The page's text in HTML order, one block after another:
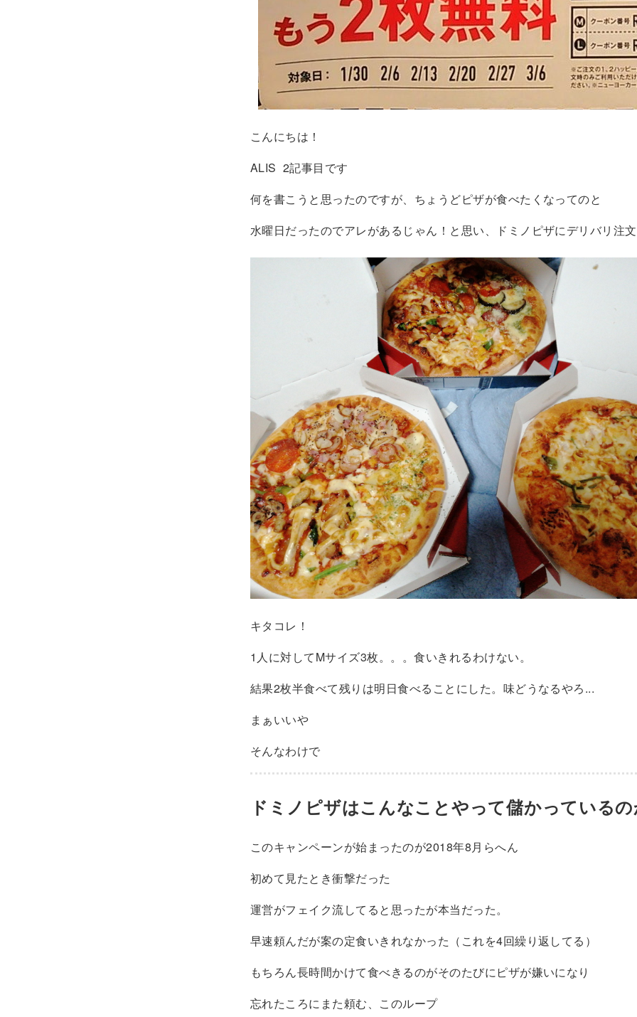
こんにちは！
ALIS 2記事目です
何を書こうと思ったのですが、ちょうどピザが食べたくなってのと
水曜日だったのでアレがあるじゃん！と思い、ドミノピザにデリバリ注
キタコレ！
1人に対してMサイズ3枚。。。食いきれるわけない。
結果2枚半食べて残りは明日食べることにした。味どうなるやろ...
まぁいいや
そんなわけで
ドミノピザはこんなことやって儲かっている
このキャンペーンが始まったのが2018年8月らへん
初めて見たとき衝撃だった
運営がフェイク流してると思ったが本当だった。
早速頼んだが案の定食いきれなかった（これを4回繰り返してる）
もちろん長時間かけて食べきるのがそのたびにピザが嫌いになり
忘れたころにまた頼む、このループ